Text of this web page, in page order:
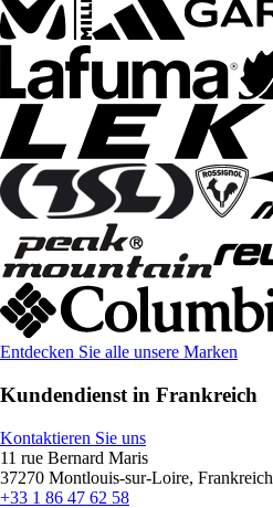
Entdecken Sie alle unsere Marken
Kundendienst in Frankreich
Kontaktieren Sie uns
11 rue Bernard Maris
37270 Montlouis-sur-Loire, Frankreich
+33 1 86 47 62 58